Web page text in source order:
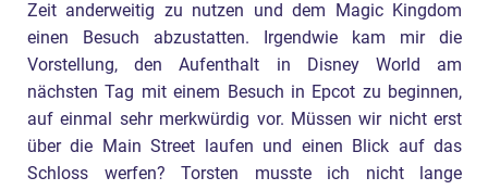
Zeit anderweitig zu nutzen und dem Magic Kingdom
einen Besuch abzustatten. Irgendwie kam mir die
Vorstellung, den Aufenthalt in Disney World am
nächsten Tag mit einem Besuch in Epcot zu beginnen,
auf einmal sehr merkwürdig vor. Müssen wir nicht erst
über die Main Street laufen und einen Blick auf das
Schloss werfen? Torsten musste ich nicht lange